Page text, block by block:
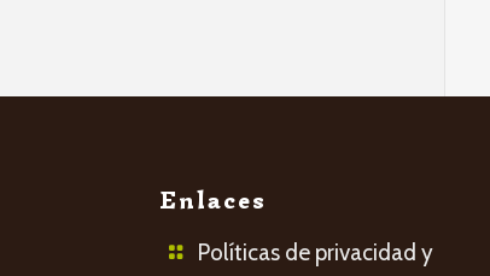
Enlaces
Políticas de privacidad y